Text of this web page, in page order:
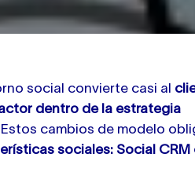
social convierte casi al
dentro de la estrategia
Estos cambios de modelo
sociales: Social CRM